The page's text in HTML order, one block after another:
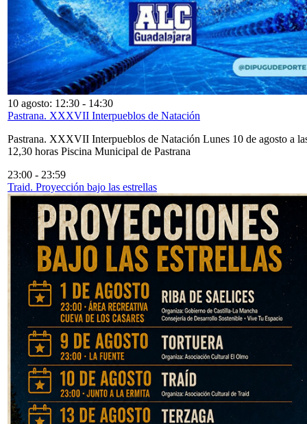
10 agosto: 12:30 - 14:30
Pastrana. XXXVII Interpueblos de Natación
Pastrana. XXXVII Interpueblos de Natación Lunes 10 de agosto a
12,30 horas Piscina Municipal de Pastrana
23:00 - 23:59
Traid. Proyección bajo las estrellas